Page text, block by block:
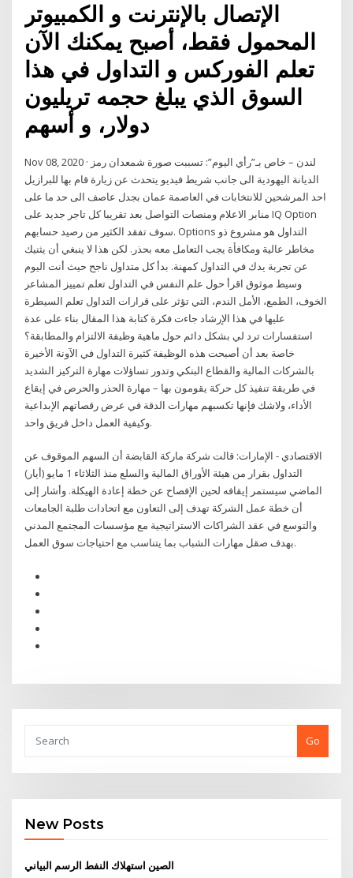
الإتصال بالإنترنت و الكمبيوتر
المحمول فقط، أصبح يمكنك الآن
تعلم الفوركس و التداول في هذا
السوق الذي يبلغ حجمه تريليون
دولار، و أسهم
Nov 08, 2020 · لندن – خاص بـ”رأي اليوم”: تسببت صورة شمعدان رمز
الديانة اليهودية الى جانب شريط فيديو يتحدث عن زيارة قام بها للبرازيل
احد المرشحين للانتخابات في العاصمة عمان بجدل عاصف الى حد ما على
منابر الاعلام ومنصات التواصل بعد تقريبا كل تاجر جديد على IQ Option
سوف تفقد الكثير من رصيد حسابهم. Options التداول هو مشروع ذو
مخاطر عالية ومكافأة يجب التعامل معه بحذر. لكن هذا لا ينبغي أن يثنيك
عن تجربة يدك في التداول كمهنة. بدأ كل متداول ناجح حيث أنت اليوم
وسيط موثوق اقرأ حول علم النفس في التداول تعلم تمييز المشاعر
الخوف، الطمع، الأمل الندم، التي تؤثر على قرارات التداول تعلم السيطرة
عليها في هذا الإرشاد جاءت فكرة كتابة هذا المقال بناء على عدة
استفسارات ترد لي بشكل دائم حول ماهية وظيفة الالتزام والمطابقة؟
خاصة بعد أن أصبحت هذه الوظيفة كثيرة التداول في الآونة الأخيرة
بالشركات المالية والقطاع البنكي وتدور تساؤلات مهارة التركيز الشديد
في طريقة تنفيذ كل حركة يقومون بها – مهارة الحذر والحرص في إيقاع
الأداء، ولاشك فإنها تكسبهم مهارات الدقة في عرض رقصاتهم الإبداعية
وكيفية العمل داخل فريق واحد.
الاقتصادي - الإمارات: قالت شركة ماركة القابضة أن السهم الموقوف عن
التداول بقرار من هيئة الأوراق المالية والسلع منذ الثلاثاء 1 مايو (أيار)
الماضي سيستمر إيقافه لحين الإفصاح عن خطة إعادة الهيكلة. وأشار إلى
أن خطة عمل الشركة تهدف إلى التعاون مع اتحادات طلبة الجامعات
والتوسع في عقد الشراكات الاستراتيجية مع مؤسسات المجتمع المدني
بهدف صقل مهارات الشباب بما يتناسب مع احتياجات سوق العمل.
Go
New Posts
الصين استهلاك النفط الرسم البياني